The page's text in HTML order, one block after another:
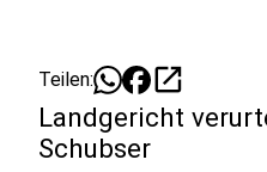
Teilen: open_in_new
Landgericht
Schubser